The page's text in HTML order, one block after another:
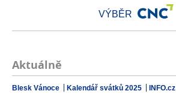
VÝBĚR
Aktuálně
Blesk Vánoce Kalendář svátků 2025 INFO.cz